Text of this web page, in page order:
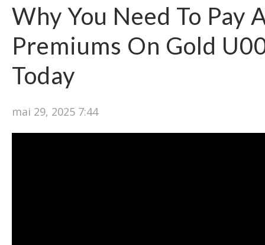
Why You Need To Pay
Premiums On Gold
Today
mai 29, 2025 7:44